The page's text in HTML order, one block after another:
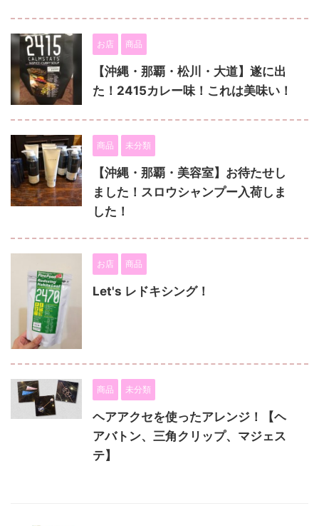
お店 商品
【沖縄・那覇・松川・大道】遂に出
た！2415カレー味！これは美味い！
商品 未分類
【沖縄・那覇・美容室】お待たせし
ました！スロウシャンプー入荷しま
した！
お店 商品
Let's レドキシング！
商品 未分類
ヘアアクセを使ったアレンジ！【ヘ
アバトン、三角クリップ、マジェス
テ】